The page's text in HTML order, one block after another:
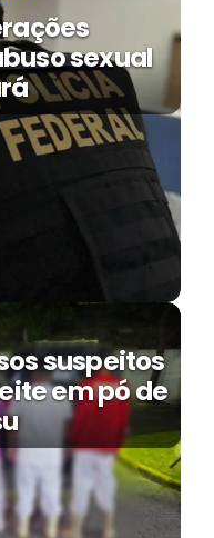
sexual
suspeitos
em pó de